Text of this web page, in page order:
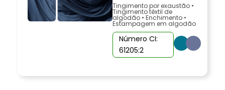
Tingimento por exaustão •
Tingimento têxtil de
algodão • Enchimento •
Estampagem em algodão
Número CI:
61205:2